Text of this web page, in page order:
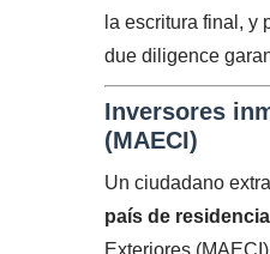
la escritura final, y
due diligence
Inversores
(MAECI)
Un ciudadano
país de residencia
Exteriores